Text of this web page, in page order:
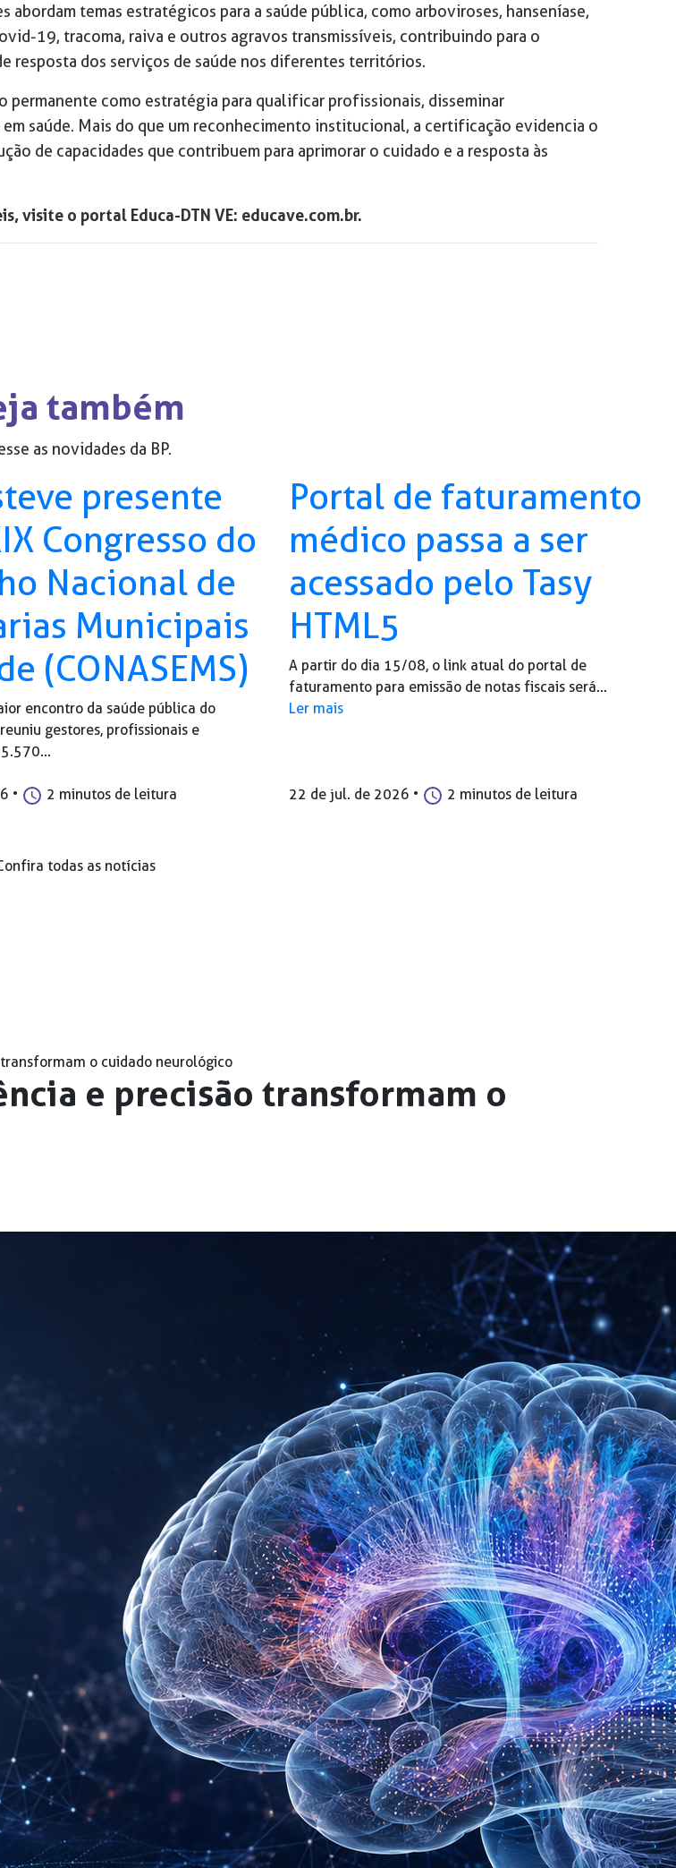
temas estratégicos para a saúde pública, como arboviroses, hanseníase,
19, tracoma, raiva e outros agravos transmissíveis, contribuindo para o
dos serviços de saúde nos diferentes territórios.
permanente como estratégia para qualificar profissionais, disseminar
saúde. Mais do que um reconhecimento institucional, a certificação evidencia o
de capacidades que contribuem para aprimorar o cuidado e a resposta às
visite o portal Educa-DTN VE: educave.com.br.
também
as novidades da BP.
presente
Congresso do
Nacional de
Municipais
(CONASEMS)
encontro da saúde pública do
gestores, profissionais e
• 2 minutos de leitura
Portal de faturamento
médico passa a ser
acessado pelo Tasy
HTML5
A partir do dia 15/08, o link atual do portal de
faturamento para emissão de notas fiscais será...
Ler mais
22 de jul. de 2026 • 2 minutos de leitura
todas as notícias
o cuidado neurológico
e precisão transformam o